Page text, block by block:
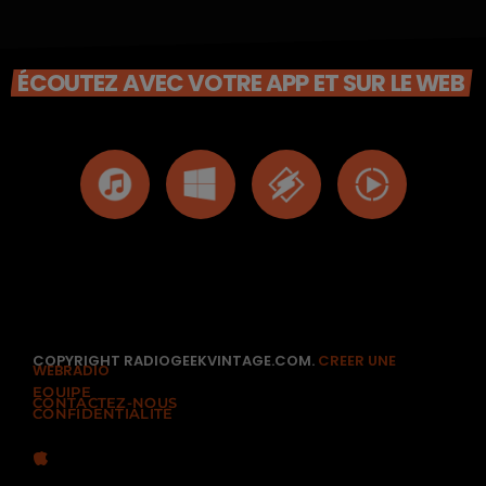
ÉCOUTEZ AVEC VOTRE APP ET SUR LE WEB
COPYRIGHT RADIOGEEKVINTAGE.COM. CREER UNE
WEBRADIO
EQUIPE
CONTACTEZ-NOUS
CONFIDENTIALITÉ